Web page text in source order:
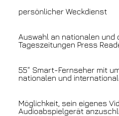
persönlicher Weckdienst
Auswahl an nationalen und
Tageszeitungen Press
55“ Smart-Fernseher mit
nationalen und
Möglichkeit, sein eigenes
Audioabspielgerät